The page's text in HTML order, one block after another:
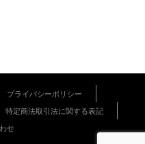
プライバシーポリシー
特定商法取引法に関する表記
せ